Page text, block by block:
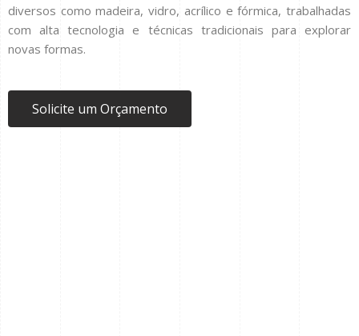
diversos como madeira, vidro, acrílico e fórmica, trabalhadas
com alta tecnologia e técnicas tradicionais para explorar
novas formas.
Solicite um Orçamento